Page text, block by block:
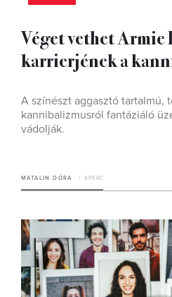
Véget vethet Armie
karrierjének a
A színészt aggasztó tartalmú,
kannibalizmusról fantáziáló
vádolják.
MATALIN DÓRA 4 PERC